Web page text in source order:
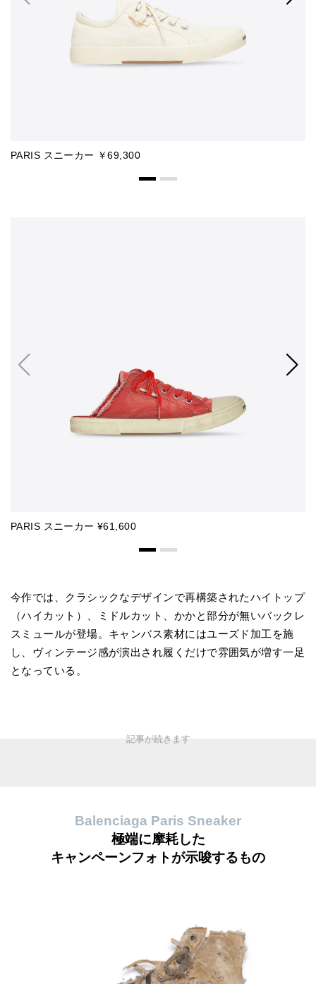
PARIS スニーカー ￥69,300
PARIS スニーカー ¥61,600
今作では、クラシックなデザインで再構築されたハイトップ
（ハイカット）、ミドルカット、かかと部分が無いバックレ
スミュールが登場。キャンバス素材にはユーズド加工を施
し、ヴィンテージ感が演出され履くだけで雰囲気が増す一足
となっている。
Balenciaga Paris Sneaker
極端に摩耗した
キャンペーンフォトが示唆するもの